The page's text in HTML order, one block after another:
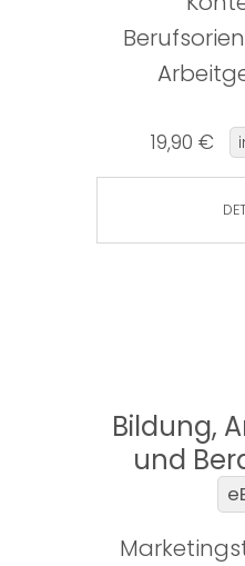
19,90 €
Bildung,
und